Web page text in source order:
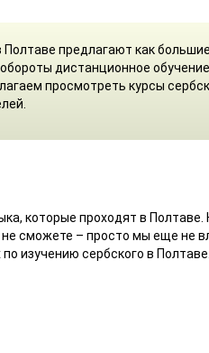
Полтаве предлагают как
дистанционное
просмотреть курсы
которые проходят в Полтаве.
не сможете – просто мы еще не
изучению сербского в Полтаве.